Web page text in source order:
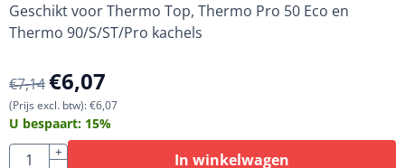
Geschikt voor Thermo Top, Thermo Pro 50 Eco en
Thermo 90/S/ST/Pro kachels
€7,14€6,07
(Prijs excl. btw):€6,07
U bespaart: 15%
Aantal
+
In winkelwagen